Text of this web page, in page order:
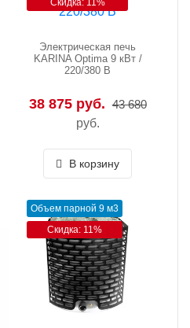
Скидка: 11%
Электрическая печь
KARINA Optima 9 кВт /
220/380 В
38 875 руб. 43 680
руб.
В корзину
Объем парной 9 м3
Скидка: 11%